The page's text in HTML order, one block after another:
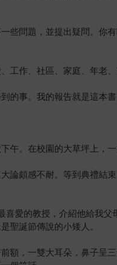
些問題，並提出疑問。你
工作、社區、家庭、年老
的事。我的報告就是這本書
午。在校園的大草坪上，
論頗感不耐。等到典禮結
喜愛的教授，介紹他給我
聖誕節傳說的小矮人。
額，一雙大耳朵，鼻子呈